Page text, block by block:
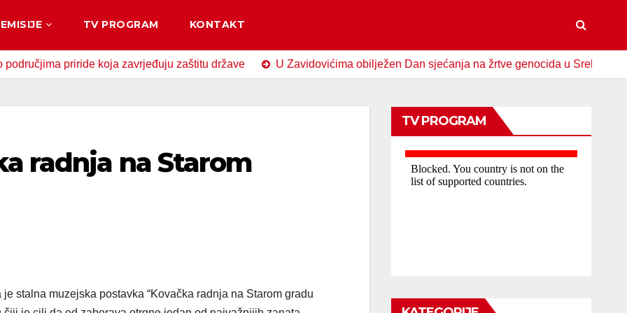
EMISIJE TV PROGRAM KONTAKT
priride koja zavrjeđuju zaštitu države U Zavidovićima obilježen Dan sjećanja na žrtve genocida u Srebrenici
radnja na Starom
stalna muzejska postavka “Kovačka radnja na Starom gradu
TV PROGRAM